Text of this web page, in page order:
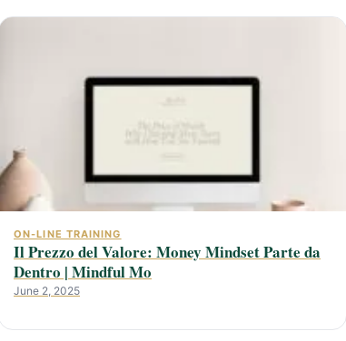
ON-LINE TRAINING
Il Prezzo del Valore: Money Mindset Parte da
Dentro | Mindful Mo
June 2, 2025